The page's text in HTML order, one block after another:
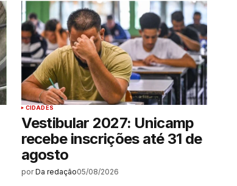
CIDADES
Vestibular 2027: Unicamp
recebe inscrições até 31 de
agosto
por Da redação05/08/2026